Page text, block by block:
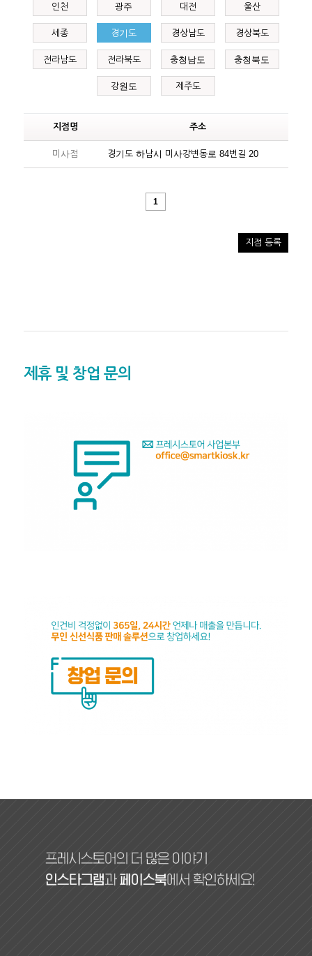
인천 광주 대전 울산
세종 경기도 경상남도 경상북도
전라남도 전라북도 충청남도 충청북도
강원도 제주도
지점명 주소
미사점 경기도 하남시 미사강변동로 84번길 20
1
지점 등록
제휴 및 창업 문의